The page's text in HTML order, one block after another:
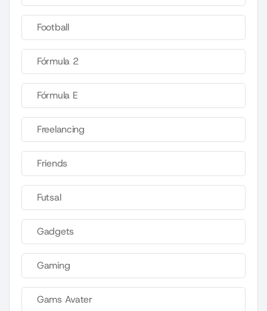
Football
Fórmula 2
Fórmula E
Freelancing
Friends
Futsal
Gadgets
Gaming
Gams Avater